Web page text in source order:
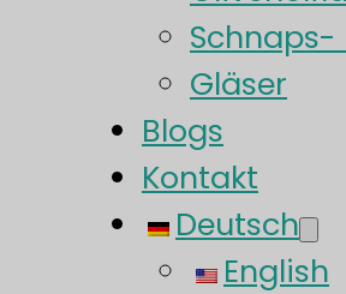
Schnaps-
Gläser
Blogs
Kontakt
Deutsch
English